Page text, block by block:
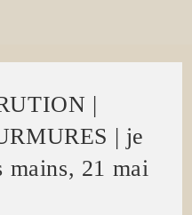
|
| je
mains, 21 mai